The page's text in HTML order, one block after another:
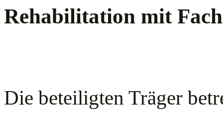
Rehabilitation mit
Die beteiligten Träger